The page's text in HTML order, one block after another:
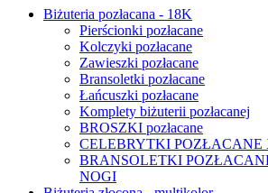
Biżuteria pozłacana - 18K
Pierścionki pozłacane
Kolczyki pozłacane
Zawieszki pozłacane
Bransoletki pozłacane
Łańcuszki pozłacane
Komplety biżuterii pozłacanej
BROSZKI pozłacane
CELEBRYTKI POZŁACANE
BRANSOLETKI
NOGI